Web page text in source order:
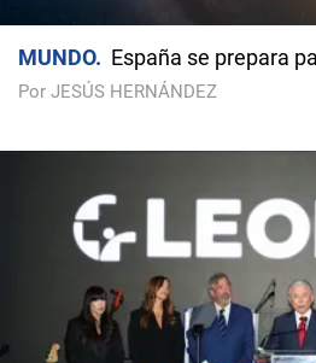
MUNDO España se prepara
Por JESÚS HERNÁNDEZ